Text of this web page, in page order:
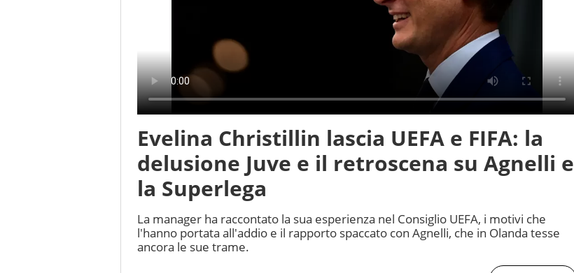
Evelina Christillin lascia UEFA e FIFA: la
delusione Juve e il retroscena su Agnelli e
la Superlega
La manager ha raccontato la sua esperienza nel Consiglio UEFA, i motivi che
l'hanno portata all'addio e il rapporto spaccato con Agnelli, che in Olanda tesse
ancora le sue trame.